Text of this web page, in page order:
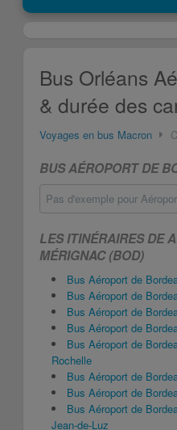
Bus Orléans
& durée des
Voyages en bus Macron
BUS AÉROPORT DE
Pas d'exemple pour
LES ITINÉRAIRES DE
MÉRIGNAC (BOD)
Bus Aéroport de
Bus Aéroport de
Bus Aéroport de
Bus Aéroport de
Bus Aéroport de
Rochelle
Bus Aéroport de
Bus Aéroport de
Bus Aéroport de
Jean-de-Luz